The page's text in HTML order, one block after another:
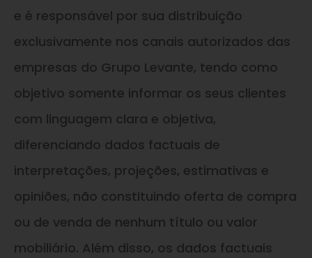
e é responsável por sua distribuição
exclusivamente nos canais autorizados das
empresas do Grupo Levante, tendo como
objetivo somente informar os seus clientes
com linguagem clara e objetiva,
diferenciando dados factuais de
interpretações, projeções, estimativas e
opiniões, não constituindo oferta de compra
ou de venda de nenhum título ou valor
mobiliário. Além disso, os dados factuais